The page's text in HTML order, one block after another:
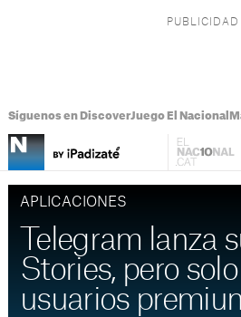
Síguenos en DiscoverJuego El Nacional
APLICACIONES
Telegram lanza
Stories, pero
usuarios